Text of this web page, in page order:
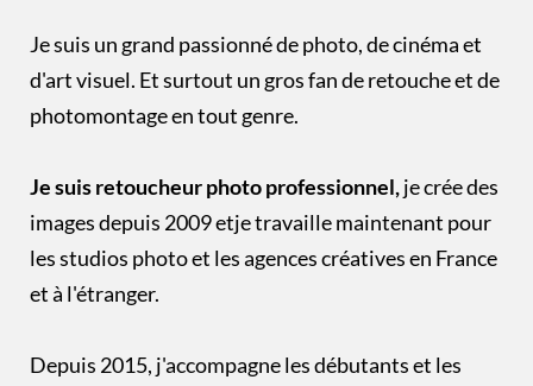
Je suis un grand passionné de photo, de cinéma et
d'art visuel. Et surtout un gros fan de retouche et de
photomontage en tout genre.
Je suis retoucheur photo professionnel,je crée des
images depuis 2009 etje travaille maintenant pour
les studios photo et les agences créatives en France
et à l'étranger.
Depuis 2015, j'accompagne les débutants et les